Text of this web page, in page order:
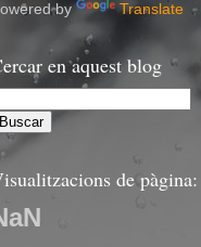
by Translate
en aquest blog
de pàgina: